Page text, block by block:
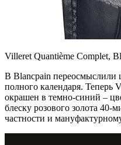
Villeret Quantième Complet,
В Blancpain переосмыслили
полного календаря. Теперь
окрашен в темно-синий –
блеску розового золота 40-
частности и